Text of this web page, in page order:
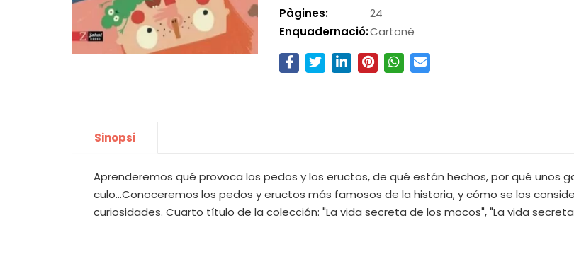
Pàgines:
24
Enquadernació:Cartoné
Sinopsi
Aprenderemos qué provoca los pedos y los eructos, de qué están hechos, por qué unos
culo...Conoceremos los pedos y eructos más famosos de la historia, y cómo se los
curiosidades. Cuarto título de la colección: "La vida secreta de los mocos", "La vida